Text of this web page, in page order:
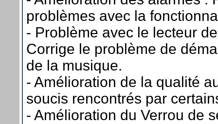
problèmes avec la
- Problème avec le lecteur
Corrige le problème de
de la musique.
- Amélioration de la qualité
soucis rencontrés par
- Amélioration du Verrou de